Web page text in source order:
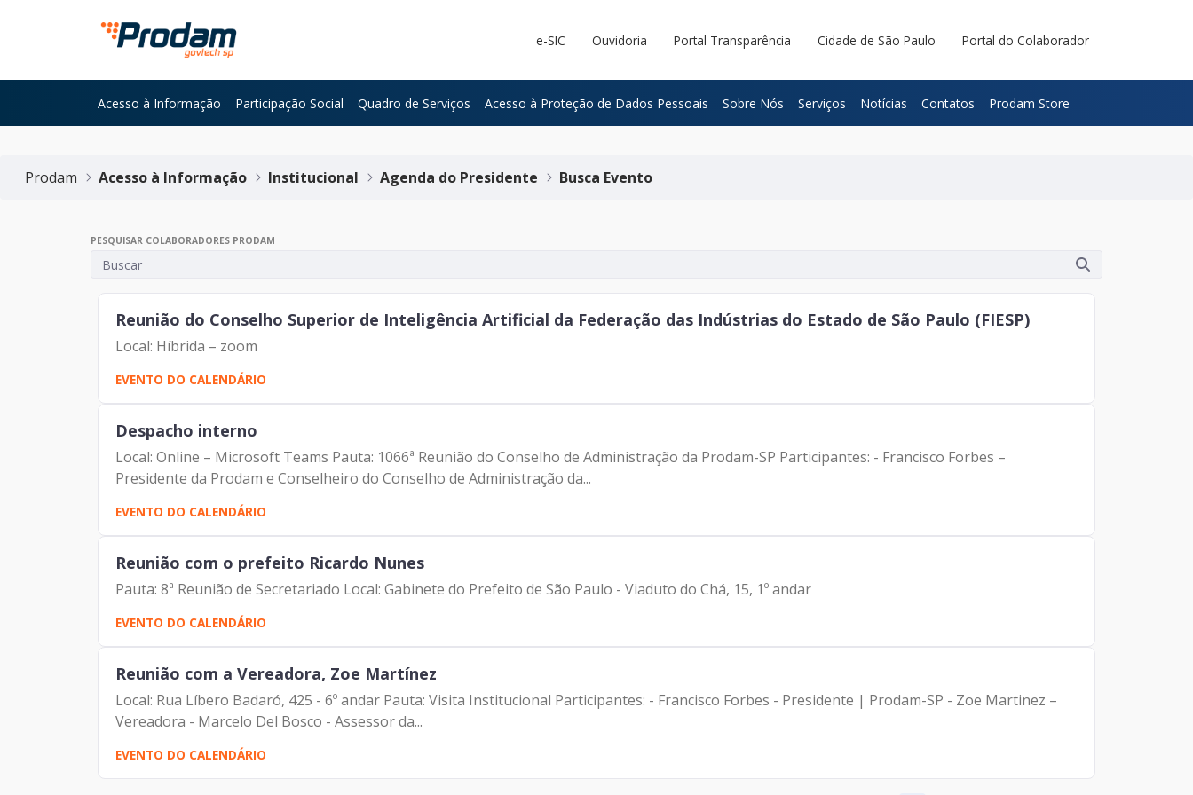
Pular para o Conteúdo principal
e-SIC Ouvidoria Portal Transparência Cidade de São Paulo Portal do Colaborador
Acesso à Informação Participação Social Quadro de Serviços Acesso à Proteção de Dados Pessoais Sobre Nós Serviços Notícias Contatos Prodam Store
Prodam Acesso à Informação Institucional Agenda do Presidente Busca Evento
PESQUISAR COLABORADORES PRODAM
Reunião do Conselho Superior de Inteligência Artificial da Federação das Indústrias do Estado de São Paulo (FIESP)
Local: Híbrida – zoom
EVENTO DO CALENDÁRIO
Despacho interno
Local: Online – Microsoft Teams Pauta: 1066ª Reunião do Conselho de Administração da Prodam-SP Participantes: - Francisco Forbes –
Presidente da Prodam e Conselheiro do Conselho de Administração da...
EVENTO DO CALENDÁRIO
Reunião com o prefeito Ricardo Nunes
Pauta: 8ª Reunião de Secretariado Local: Gabinete do Prefeito de São Paulo - Viaduto do Chá, 15, 1º andar
EVENTO DO CALENDÁRIO
Reunião com a Vereadora, Zoe Martínez
Local: Rua Líbero Badaró, 425 - 6º andar Pauta: Visita Institucional Participantes: - Francisco Forbes - Presidente | Prodam-SP - Zoe Martinez –
Vereadora - Marcelo Del Bosco - Assessor da...
EVENTO DO CALENDÁRIO